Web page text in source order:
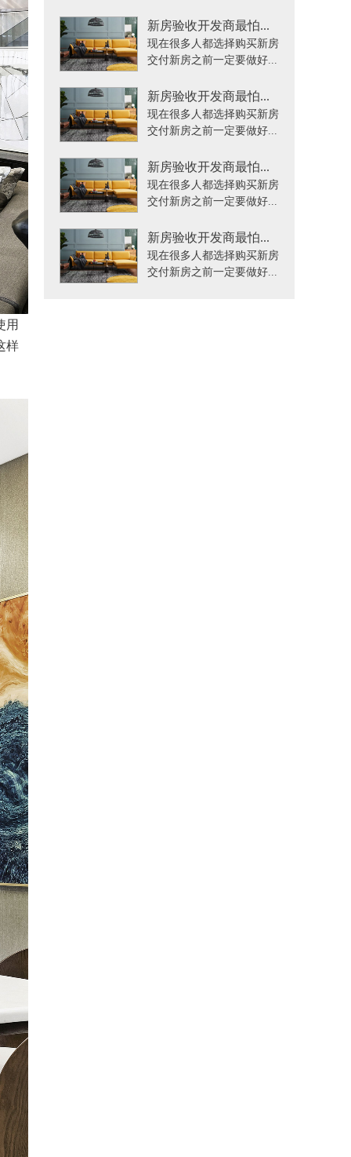
用
样
新房验收开发商最怕...
现在很多人都选择购买新房
交付新房之前一定要做好...
新房验收开发商最怕...
现在很多人都选择购买新房
交付新房之前一定要做好...
新房验收开发商最怕...
现在很多人都选择购买新房
交付新房之前一定要做好...
新房验收开发商最怕...
现在很多人都选择购买新房
交付新房之前一定要做好...